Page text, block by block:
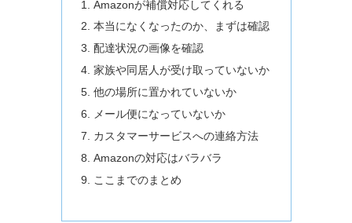
Amazonが補償対応してくれる
本当になくなったのか、まずは確認
配達状況の画像を確認
家族や同居人が受け取っていないか
他の場所に置かれていないか
メール便になっていないか
カスタマーサービスへの連絡方法
Amazonの対応はバラバラ
ここまでのまとめ